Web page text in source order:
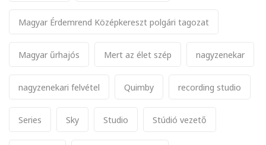
Magyar Érdemrend Középkereszt polgári tagozat
Magyar űrhajós Mert az élet szép nagyzenekar
nagyzenekari felvétel Quimby recording studio
Series Sky Studio Stúdió vezető